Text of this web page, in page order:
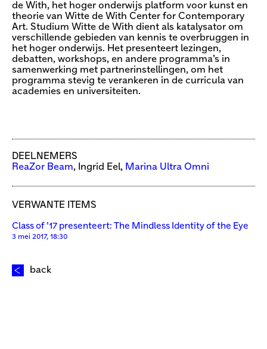
de With, het hoger onderwijs platform voor kunst en
theorie van Witte de With Center for Contemporary
Art. Studium Witte de With dient als katalysator om
verschillende gebieden van kennis te overbruggen in
het hoger onderwijs. Het presenteert lezingen,
debatten, workshops, en andere programma’s in
samenwerking met partnerinstellingen, om het
programma stevig te verankeren in de curricula van
academies en universiteiten.
DEELNEMERS
ReaZor Beam, Ingrid Eel, Marina Ultra Omni
VERWANTE ITEMS
Class of ’17 presenteert: The Mindless Identity of the Eye
3 mei 2017, 18:30
back